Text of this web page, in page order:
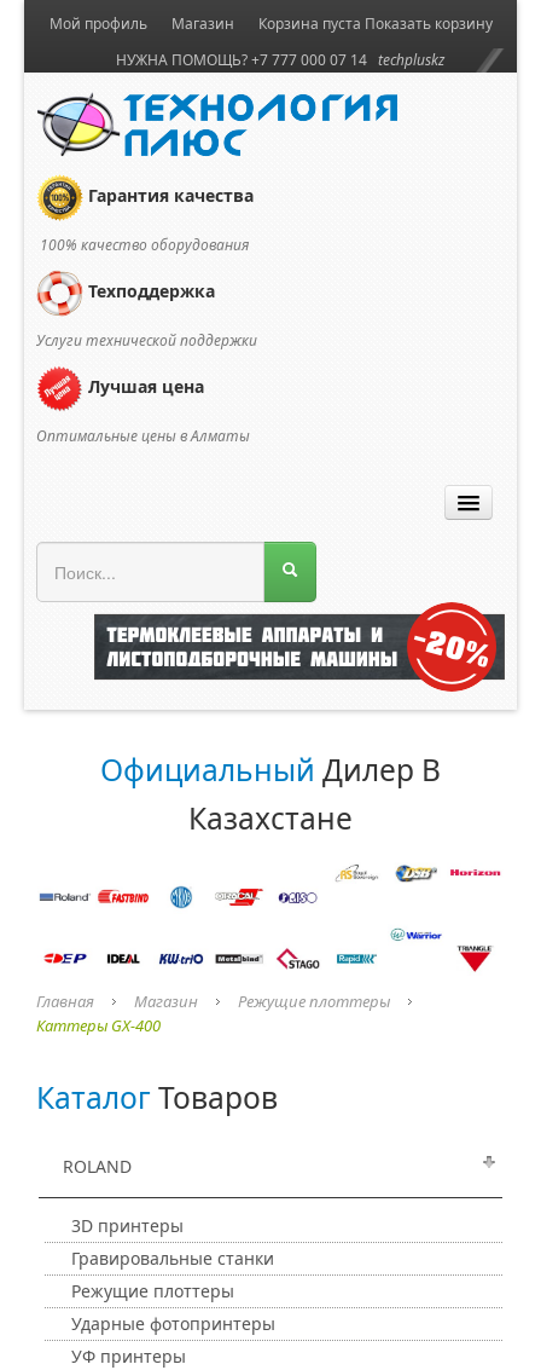
Корзина пуста Показать корзину
Мой профиль
Магазин
НУЖНА ПОМОЩЬ? +7 777 000 07 14 techpluskz
Гарантия качества
100% качество оборудования
Техподдержка
Услуги технической поддержки
Лучшая цена
Оптимальные цены в Алматы
Официальный Дилер В
Казахстане
Главная Магазин
Режущие плоттеры
Каттеры GX-400
КаталогТоваров
ROLAND
3D принтеры
Гравировальные станки
Режущие плоттеры
Ударные фотопринтеры
УФ принтеры